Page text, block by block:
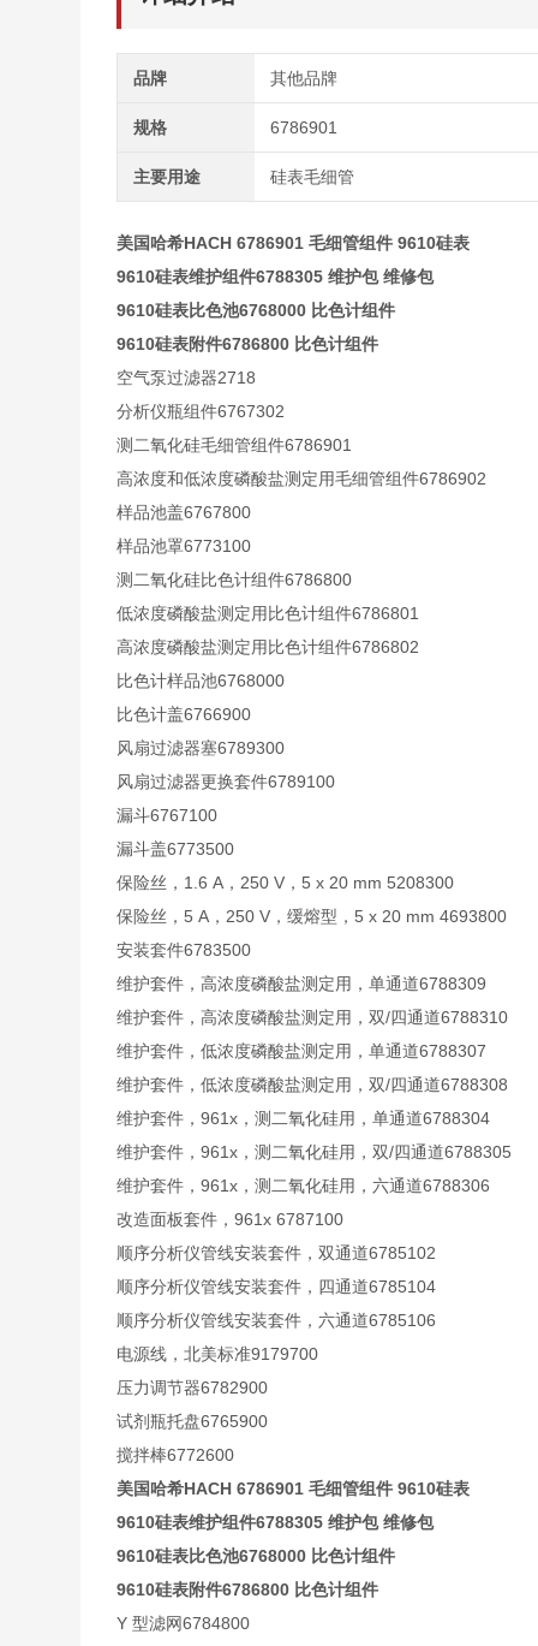
品牌 其他品牌
规格 6786901
主要用途 硅表毛细管
美国哈希HACH 6786901 毛细管组件 9610硅表
9610硅表维护组件6788305 维护包 维修包
9610硅表比色池6768000 比色计组件
9610硅表附件6786800 比色计组件
空气泵过滤器2718
分析仪瓶组件6767302
测二氧化硅毛细管组件6786901
高浓度和低浓度磷酸盐测定用毛细管组件6786902
样品池盖6767800
样品池罩6773100
测二氧化硅比色计组件6786800
低浓度磷酸盐测定用比色计组件6786801
高浓度磷酸盐测定用比色计组件6786802
比色计样品池6768000
比色计盖6766900
风扇过滤器塞6789300
风扇过滤器更换套件6789100
漏斗6767100
漏斗盖6773500
保险丝，1.6 A，250 V，5 x 20 mm 5208300
保险丝，5 A，250 V，缓熔型，5 x 20 mm 4693800
安装套件6783500
维护套件，高浓度磷酸盐测定用，单通道6788309
维护套件，高浓度磷酸盐测定用，双/四通道6788310
维护套件，低浓度磷酸盐测定用，单通道6788307
维护套件，低浓度磷酸盐测定用，双/四通道6788308
维护套件，961x，测二氧化硅用，单通道6788304
维护套件，961x，测二氧化硅用，双/四通道6788305
维护套件，961x，测二氧化硅用，六通道6788306
改造面板套件，961x 6787100
顺序分析仪管线安装套件，双通道6785102
顺序分析仪管线安装套件，四通道6785104
顺序分析仪管线安装套件，六通道6785106
电源线，北美标准9179700
压力调节器6782900
试剂瓶托盘6765900
搅拌棒6772600
美国哈希HACH 6786901 毛细管组件 9610硅表
9610硅表维护组件6788305 维护包 维修包
9610硅表比色池6768000 比色计组件
9610硅表附件6786800 比色计组件
Y 型滤网6784800